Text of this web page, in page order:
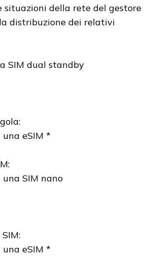
situazioni della rete del gestore
distribuzione dei relativi
SIM dual standby
una eSIM *
una SIM nano
una eSIM *